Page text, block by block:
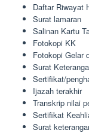
Daftar Riwayat
Surat lamaran
Salinan Kartu
Fotokopi KK
Fotokopi Gelar
Surat
Sertifikat/
Ijazah terakhir
Transkrip nilai
Sertifikat
Surat